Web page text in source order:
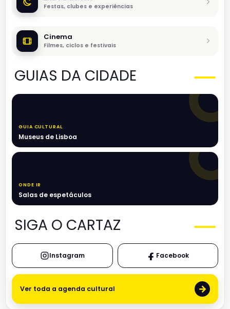
Festas, clubes e experiências
Cinema
Filmes, ciclos e festivais
GUIAS DA CIDADE
GUIA CULTURAL
Museus de Lisboa
ONDE IR
Salas de espetáculos
SIGA O CARTAZ
Instagram Facebook
Ver toda a agenda cultural →